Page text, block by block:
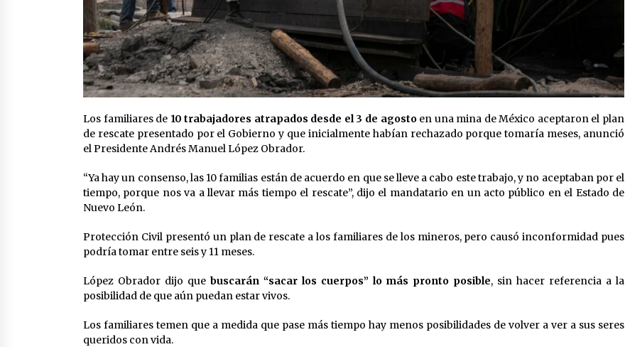
Los familiares de 10 trabajadores atrapados desde el 3 de agostoen una mina de México aceptaron el plan
de rescate presentado por el Gobierno y que inicialmente habían rechazado porque tomaría meses, anunció
el Presidente Andrés Manuel López Obrador.
“Ya hay un consenso, las 10 familias están de acuerdo en que se lleve a cabo este trabajo, y no aceptaban por el
tiempo, porque nos va a llevar más tiempo el rescate”, dijo el mandatario en un acto público en el Estado de
Nuevo León.
Protección Civil presentó un plan de rescate a los familiares de los mineros, pero causó inconformidad pues
podría tomar entre seis y 11 meses.
López Obrador dijo que buscarán “sacar los cuerpos” lo más pronto posible, sin hacer referencia a la
posibilidad de que aún puedan estar vivos.
Los familiares temen que a medida que pase más tiempo hay menos posibilidades de volver a ver a sus seres
queridos con vida.